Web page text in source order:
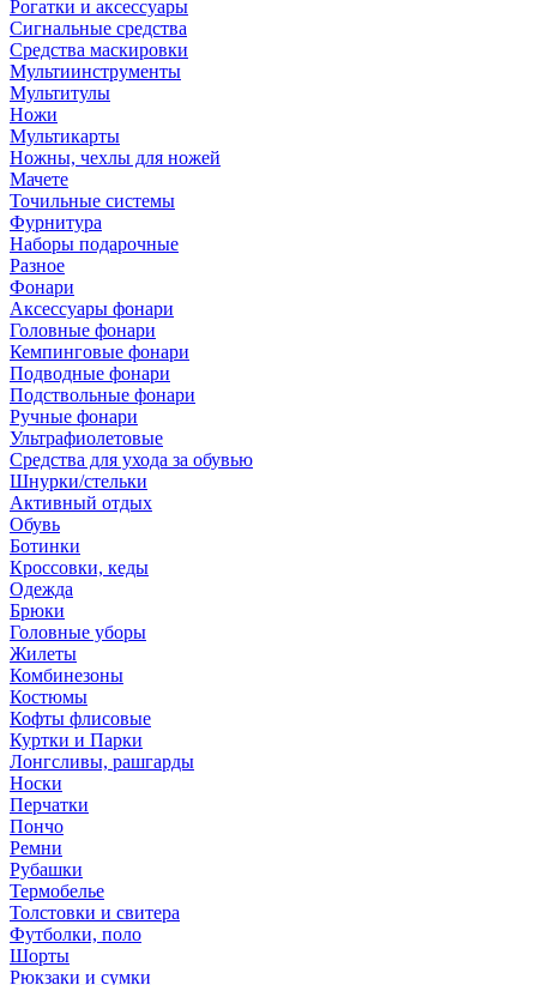
Рогатки и аксессуары
Сигнальные средства
Средства маскировки
Мультиинструменты
Мультитулы
Ножи
Мультикарты
Ножны, чехлы для ножей
Мачете
Точильные системы
Фурнитура
Наборы подарочные
Разное
Фонари
Аксессуары фонари
Головные фонари
Кемпинговые фонари
Подводные фонари
Подствольные фонари
Ручные фонари
Ультрафиолетовые
Средства для ухода за обувью
Шнурки/стельки
Активный отдых
Обувь
Ботинки
Кроссовки, кеды
Одежда
Брюки
Головные уборы
Жилеты
Комбинезоны
Костюмы
Кофты флисовые
Куртки и Парки
Лонгсливы, рашгарды
Носки
Перчатки
Пончо
Ремни
Рубашки
Термобелье
Толстовки и свитера
Футболки, поло
Шорты
Рюкзаки и сумки